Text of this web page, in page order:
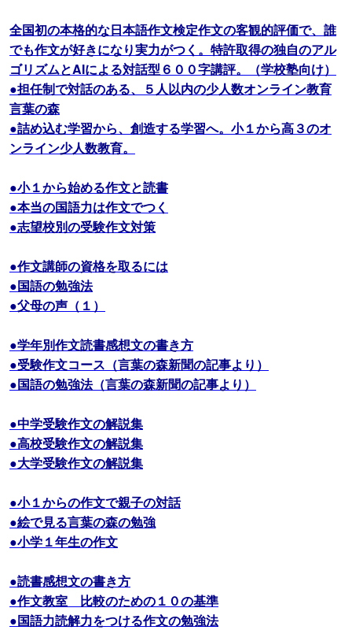
全国初の本格的な日本語作文検定作文の客観的評価で、誰
でも作文が好きになり実力がつく。特許取得の独自のアル
ゴリズムとAIによる対話型６００字講評。（学校塾向け）
●担任制で対話のある、５人以内の少人数オンライン教育
言葉の森
●詰め込む学習から、創造する学習へ。小１から高３のオ
ンライン少人数教育。
●小１から始める作文と読書
●本当の国語力は作文でつく
●志望校別の受験作文対策
●作文講師の資格を取るには
●国語の勉強法
●父母の声（１）
●学年別作文読書感想文の書き方
●受験作文コース（言葉の森新聞の記事より）
●国語の勉強法（言葉の森新聞の記事より）
●中学受験作文の解説集
●高校受験作文の解説集
●大学受験作文の解説集
●小１からの作文で親子の対話
●絵で見る言葉の森の勉強
●小学１年生の作文
●読書感想文の書き方
●作文教室 比較のための１０の基準
●国語力読解力をつける作文の勉強法